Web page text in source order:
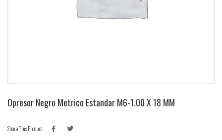
Opresor Negro Metrico Estandar M6-1.00 X 18 MM
Share This Product